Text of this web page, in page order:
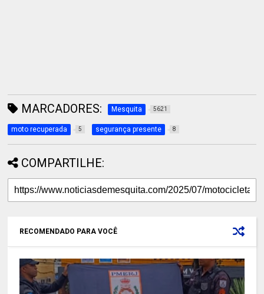
MARCADORES: Mesquita 5621
moto recuperada 5 segurança presente 8
COMPARTILHE:
RECOMENDADO PARA VOCÊ